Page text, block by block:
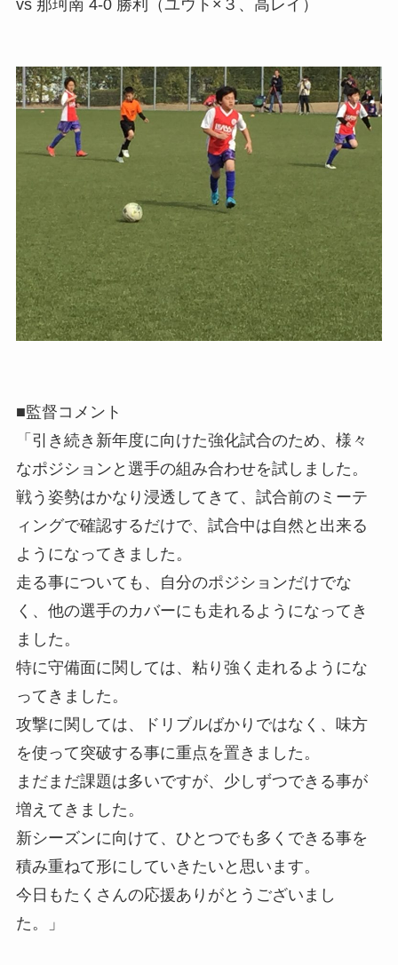
vs 那珂南 4-0 勝利（ユウト×３、高レイ）
■監督コメント
「引き続き新年度に向けた強化試合のため、様々
なポジションと選手の組み合わせを試しました。
戦う姿勢はかなり浸透してきて、試合前のミーテ
ィングで確認するだけで、試合中は自然と出来る
ようになってきました。
走る事についても、自分のポジションだけでな
く、他の選手のカバーにも走れるようになってき
ました。
特に守備面に関しては、粘り強く走れるようにな
ってきました。
攻撃に関しては、ドリブルばかりではなく、味方
を使って突破する事に重点を置きました。
まだまだ課題は多いですが、少しずつできる事が
増えてきました。
新シーズンに向けて、ひとつでも多くできる事を
積み重ねて形にしていきたいと思います。
今日もたくさんの応援ありがとうございまし
た。」